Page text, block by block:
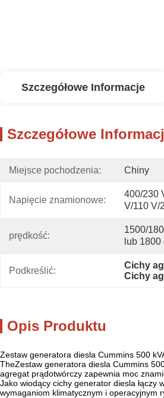
Szczegółowe Informacje
Szczegółowe
Miejsce pochodzenia: Chiny
Napięcie znamionowe:
400/230
V/110 V/
prędkość:
1500/
lub
Podkreślić:
Cichy
Cichy
Opis Produktu
Zestaw generatora diesla Cummins 500
TheZestaw generatora diesla Cummins
agregat prądotwórczy zapewnia moc
Jako wiodący cichy generator diesla
wymaganiom klimatycznym i operacyjnym